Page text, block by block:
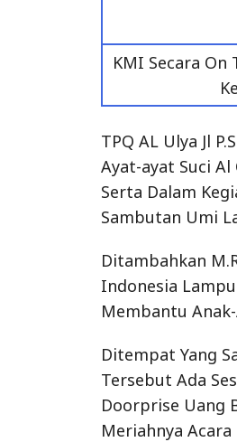
KMI Secara
TPQ AL Ulya Jl
Ayat-ayat Suci
Serta Dalam
Sambutan Umi
Ditambahkan
Indonesia
Membantu
Ditempat Yang
Tersebut Ada
Doorprise Uang
Meriahnya